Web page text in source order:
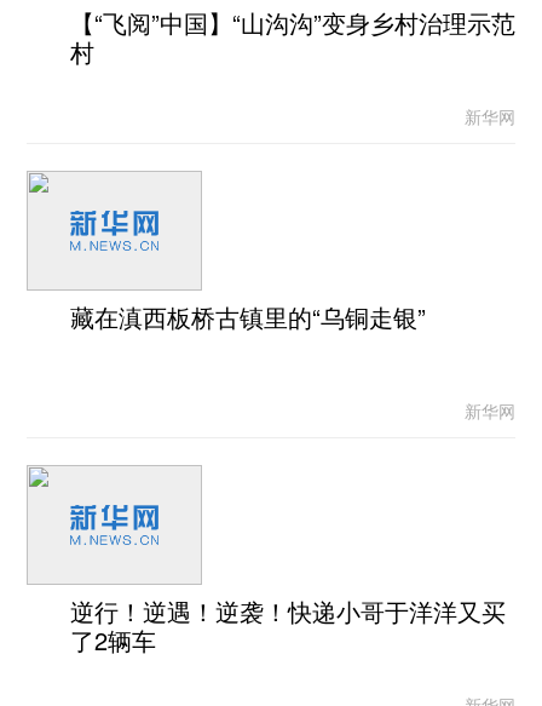
【“飞阅”中国】“山沟沟”变身乡村治理示范
村
新华网
藏在滇西板桥古镇里的“乌铜走银”
新华网
逆行！逆遇！逆袭！快递小哥于洋洋又买
了2辆车